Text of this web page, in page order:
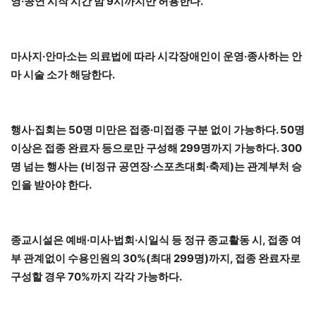
마사지·안마소는 의료법에 따라 시각장애인이 운영·종사하는 안
마 시술 소가 해당한다.
행사·집회는 50명 미만은 접종·미접종 구분 없이 가능하다. 50명
이상은 접종 완료자 등으로만 구성해 299명까지 가능하다. 300
명 넘는 행사는 (비정규 공연장·스포츠대회·축제)는 관계부처 승
인을 받아야 한다.
종교시설은 예배·미사·법회·시일식 등 정규 종교활동 시, 접종 여
부 관계없이 수용인원의 30%(최대 299명)까지, 접종 완료자로
구성할 경우 70%까지 각각 가능하다.